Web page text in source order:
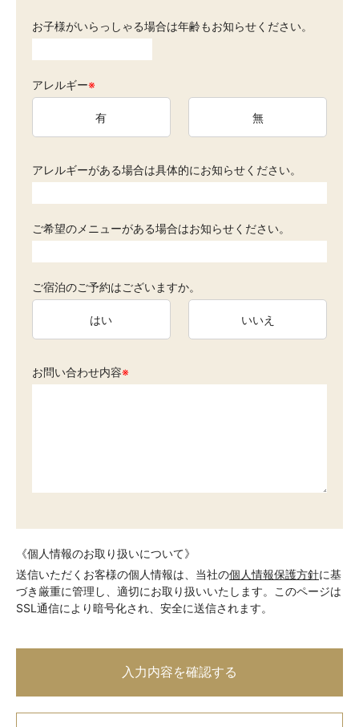
お子様がいらっしゃる場合は年齢もお知らせください。
アレルギー※
有 無
アレルギーがある場合は具体的にお知らせください。
ご希望のメニューがある場合はお知らせください。
ご宿泊のご予約はございますか。
はい いいえ
お問い合わせ内容※
《個人情報のお取り扱いについて》
送信いただくお客様の個人情報は、当社の個人情報保護方針に基
づき厳重に管理し、適切にお取り扱いいたします。このページは
SSL通信により暗号化され、安全に送信されます。